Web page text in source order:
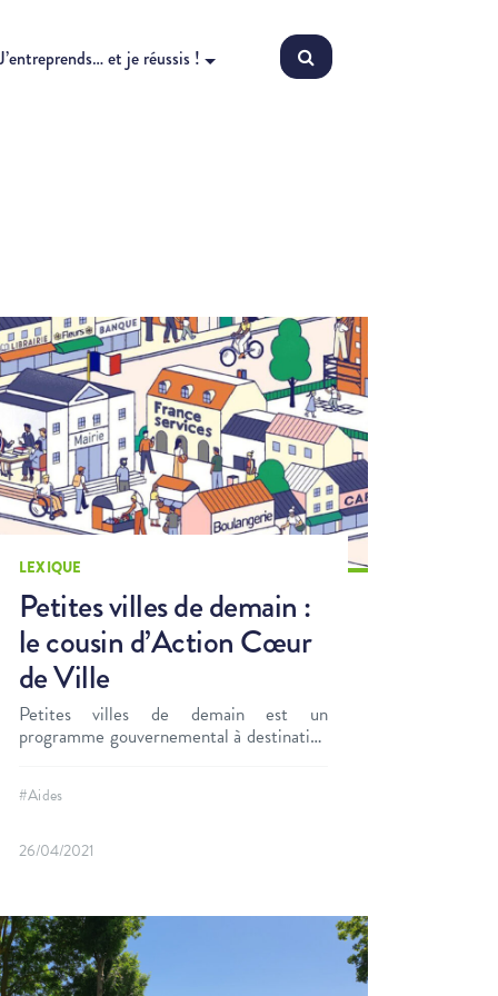
et je réussis !
LEXIQUE
Petites villes de demain :
le cousin d’Action Cœur
de Ville
Petites villes de demain est un
programme gouvernemental à destination
concerne à ce jour plus de 1 600
#Aides
26/04/2021